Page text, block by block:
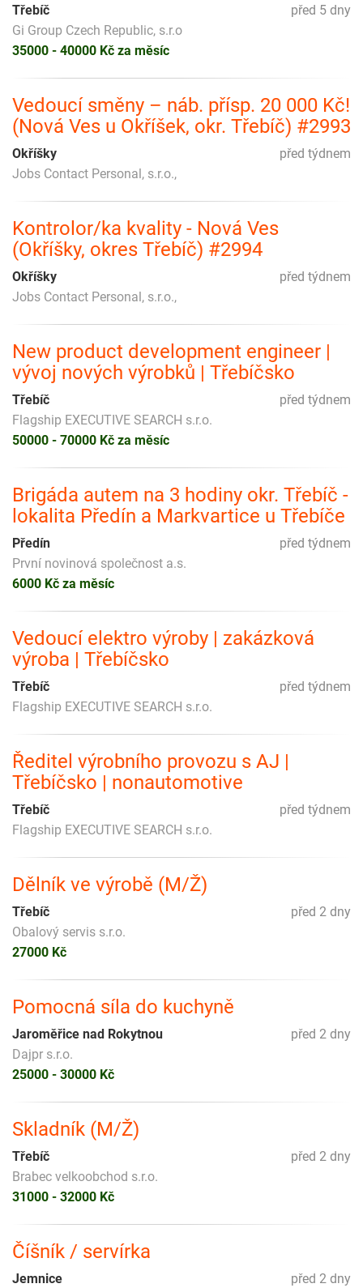
před 5 dny
Třebíč
Gi Group Czech Republic, s.r.o
35000 - 40000 Kč za měsíc
Vedoucí směny – náb. přísp. 20 000 Kč!
(Nová Ves u Okříšek, okr. Třebíč) #2993
před týdnem
Okříšky
Jobs Contact Personal, s.r.o.,
Kontrolor/ka kvality - Nová Ves
(Okříšky, okres Třebíč) #2994
před týdnem
Okříšky
Jobs Contact Personal, s.r.o.,
New product development engineer |
vývoj nových výrobků | Třebíčsko
před týdnem
Třebíč
Flagship EXECUTIVE SEARCH s.r.o.
50000 - 70000 Kč za měsíc
Brigáda autem na 3 hodiny okr. Třebíč -
lokalita Předín a Markvartice u Třebíče
před týdnem
Předín
První novinová společnost a.s.
6000 Kč za měsíc
Vedoucí elektro výroby | zakázková
výroba | Třebíčsko
před týdnem
Třebíč
Flagship EXECUTIVE SEARCH s.r.o.
Ředitel výrobního provozu s AJ |
Třebíčsko | nonautomotive
před týdnem
Třebíč
Flagship EXECUTIVE SEARCH s.r.o.
Dělník ve výrobě (M/Ž)
před 2 dny
Třebíč
Obalový servis s.r.o.
27000 Kč
Pomocná síla do kuchyně
před 2 dny
Jaroměřice nad Rokytnou
Dajpr s.r.o.
25000 - 30000 Kč
Skladník (M/Ž)
před 2 dny
Třebíč
Brabec velkoobchod s.r.o.
31000 - 32000 Kč
Číšník / servírka
před 2 dny
Jemnice